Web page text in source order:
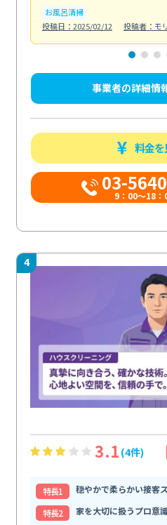
お風呂清掃
投稿日：2025/02/12
投稿者：モ
事業者の詳細情
料金を
03-
9：00～18
4
3.1 (4件)
特⻑1
穏やかで柔らかい接客
特⻑2
家を大切に扱うプロ意識